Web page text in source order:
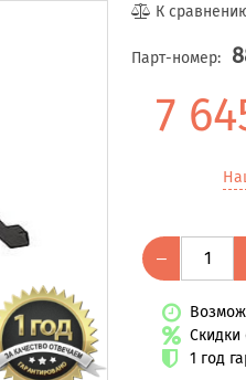
К
Парт-номер:
7
–
Скидки
1 год